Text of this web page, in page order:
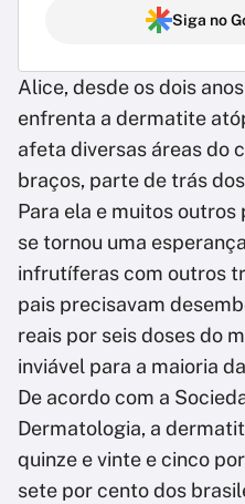
Siga no
Alice, desde os dois
enfrenta a dermatite
afeta diversas áreas do
braços, parte de trás
Para ela e muitos
se tornou uma
infrutíferas com outros
pais precisavam
reais por seis doses do
inviável para a maioria
De acordo com a
Dermatologia, a
quinze e vinte e cinco
sete por cento dos